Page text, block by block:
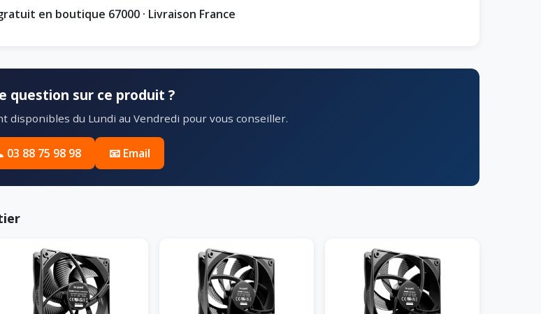
en boutique 67000 · Livraison France
question sur ce produit ?
disponibles du Lundi au Vendredi pour vous conseiller.
03 88 75 98 98 📧 Email